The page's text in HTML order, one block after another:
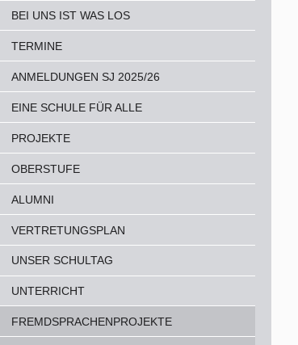
BEI UNS IST WAS LOS
TERMINE
ANMELDUNGEN SJ 2025/26
EINE SCHULE FÜR ALLE
PROJEKTE
OBERSTUFE
ALUMNI
VERTRETUNGSPLAN
UNSER SCHULTAG
UNTERRICHT
FREMDSPRACHENPROJEKTE